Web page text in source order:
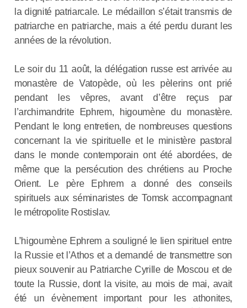
la dignité patriarcale. Le médaillon s’était transmis de
patriarche en patriarche, mais a été perdu durant les
années de la révolution.
Le soir du 11 août, la délégation russe est arrivée au
monastère de Vatopède, où les pèlerins ont prié
pendant les vêpres, avant d’être reçus par
l’archimandrite Ephrem, higoumène du monastère.
Pendant le long entretien, de nombreuses questions
concernant la vie spirituelle et le ministère pastoral
dans le monde contemporain ont été abordées, de
même que la persécution des chrétiens au Proche
Orient. Le père Ephrem a donné des conseils
spirituels aux séminaristes de Tomsk accompagnant
le métropolite Rostislav.
L’higoumène Ephrem a souligné le lien spirituel entre
la Russie et l’Athos et a demandé de transmettre son
pieux souvenir au Patriarche Cyrille de Moscou et de
toute la Russie, dont la visite, au mois de mai, avait
été un évènement important pour les athonites,